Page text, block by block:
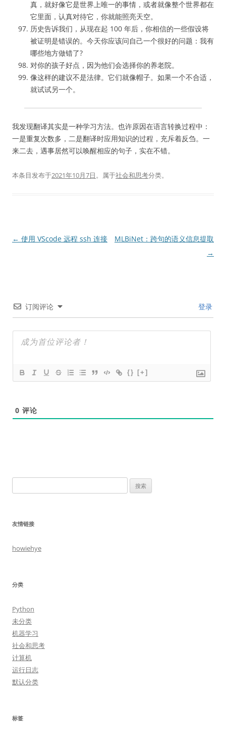
真，就好像它是世界上唯一的事情，或者就像整个世界都在
它里面，认真对待它，你就能照亮天空。
历史告诉我们，从现在起 100 年后，你相信的一些假设将
被证明是错误的。今天你应该问自己一个很好的问题：我有
哪些地方做错了?
对你的孩子好点，因为他们会选择你的养老院。
像这样的建议不是法律。它们就像帽子。如果一个不合适，
就试试另一个。
我发现翻译其实是一种学习方法。也许原因在语言转换过程中：
一是重复次数多，二是翻译时应用知识的过程，充斥着反刍。一
来二去，遇事居然可以唤醒相应的句子，实在不错。
本条目发布于2021年10月7日。属于社会和思考分类。
文
← 使用 VScode 远程 ssh 连接
MLBiNet：跨句的语义信息提取
→
订阅评论 登录
{} [+]
0 评论
索：
友情链接
howiehye
分类
Python
未分类
机器学习
社会和思考
计算机
运行日志
默认分类
标签